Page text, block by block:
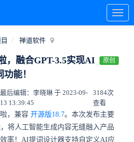
禅道软件
，融合GPT-3.5实现AI
能！
原创
最后编辑：李晓琳 于 2023-09-
13 13:39:45
3184次
查看
，兼容 开源版18.7。本次发布主要
将人工智能生成内容无缝融入产品
率！AI提词设计器支持自定义AI应